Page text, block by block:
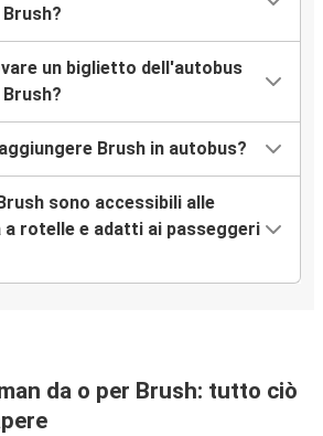
un biglietto dell'autobus
Brush in autobus?
sono accessibili alle
a rotelle e adatti ai passeggeri
da o per Brush: tutto ciò